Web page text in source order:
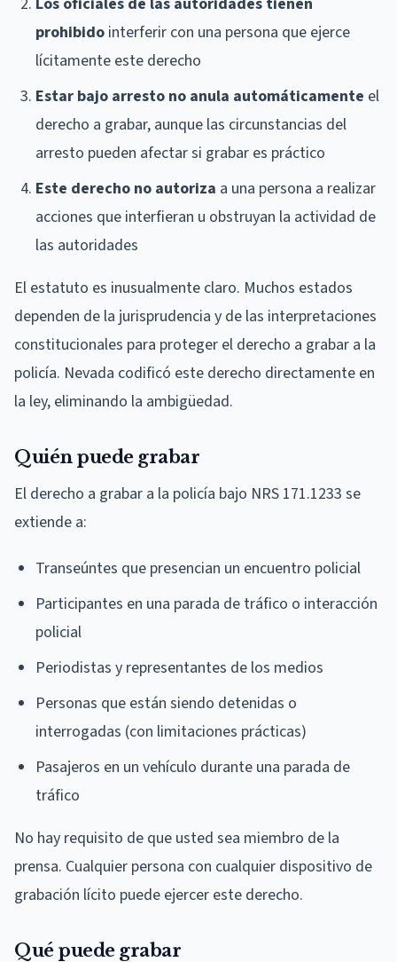
prohibido interferir con una persona que ejerce
lícitamente este derecho
Estar bajo arresto no anula automáticamente el
derecho a grabar, aunque las circunstancias del
arresto pueden afectar si grabar es práctico
Este derecho no autoriza a una persona a realizar
acciones que interfieran u obstruyan la actividad de
las autoridades
El estatuto es inusualmente claro. Muchos estados
dependen de la jurisprudencia y de las interpretaciones
constitucionales para proteger el derecho a grabar a la
policía. Nevada codificó este derecho directamente en
la ley, eliminando la ambigüedad.
Quién puede grabar
El derecho a grabar a la policía bajo NRS 171.1233 se
extiende a:
Transeúntes que presencian un encuentro policial
Participantes en una parada de tráfico o interacción
policial
Periodistas y representantes de los medios
Personas que están siendo detenidas o
interrogadas (con limitaciones prácticas)
Pasajeros en un vehículo durante una parada de
tráfico
No hay requisito de que usted sea miembro de la
prensa. Cualquier persona con cualquier dispositivo de
grabación lícito puede ejercer este derecho.
Qué puede grabar